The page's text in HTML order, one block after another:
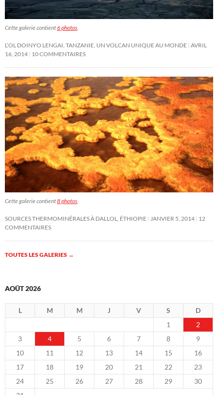
Cette galerie contient6 photos.
L’OL DOINYO LENGAI, TANZANIE, UN VOLCAN UNIQUE AU MONDE AVRIL
16, 2014 10 COMMENTAIRES
Cette galerie contient8 photos.
SOURCES THERMOMINÉRALES À DALLOL, ÉTHIOPIE JANVIER 5, 2014 12
COMMENTAIRES
TOUTES LES GALERIES →
AOÛT 2026
L M M J V S
D
1
2
3
4 5 6 7 8
9
10
11 12 13 14 15
16
17
18 19 20 21 22
23
24
25 26 27 28 29
30